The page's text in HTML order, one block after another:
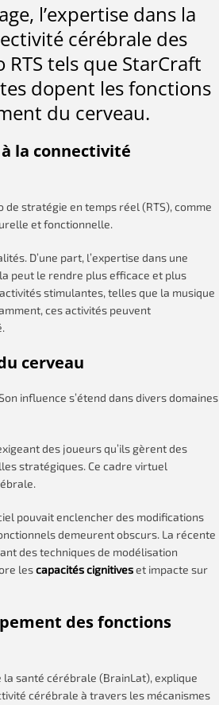
l’expertise dans la
cérébrale des
tels que StarCraft
dopent les fonctions
du cerveau.
la connectivité
stratégie en temps réel (RTS), comme
et fonctionnelle.
D’une part, l’expertise dans une
peut le rendre plus efficace et plus
stimulantes, telles que la musique
ces activités peuvent
cerveau
influence s’étend dans divers domaines
des joueurs qu’ils gèrent des
stratégiques. Ce cadre virtuel
pouvait enclencher des modifications
demeurent obscurs. La récente
des techniques de modélisation
lescapacités cignitiveset impacte sur
des fonctions
santé cérébrale (BrainLat), explique
cérébrale à travers les mécanismes